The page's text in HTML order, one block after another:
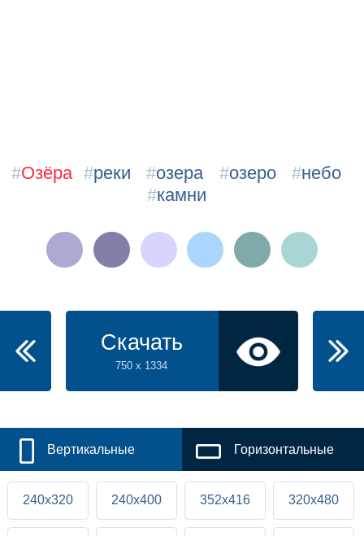
#Озёра #реки #озера #озеро #небо
#камни
Скачать
750 x 1334
Вертикальные Горизонтальные
240x320 240x400 352x416 320x480